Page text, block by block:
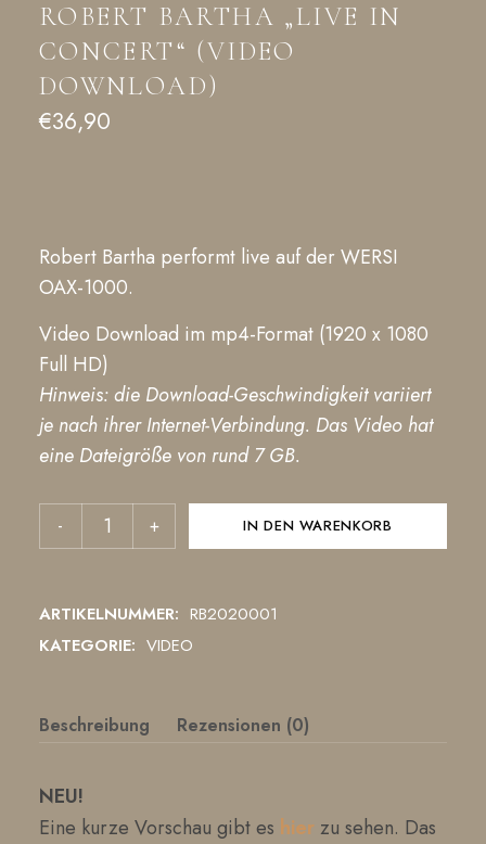
ROBERT BARTHA „LIVE IN
CONCERT“ (VIDEO
DOWNLOAD)
€36,90
Robert Bartha performt live auf der WERSI
OAX-1000.
Video Download im mp4-Format (1920 x 1080
Full HD)
Hinweis: die Download-Geschwindigkeit variiert
je nach ihrer Internet-Verbindung. Das Video hat
eine Dateigröße von rund 7 GB.
IN DEN WARENKORB
ARTIKELNUMMER: RB2020001
KATEGORIE: VIDEO
Beschreibung Rezensionen (0)
NEU!
Eine kurze Vorschau gibt es hier zu sehen. Das